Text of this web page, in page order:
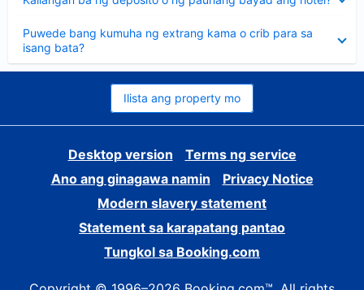
ang
Puwede bang kumuha ng extrang kama o crib para sa
isang bata?
ang
sagot
Ilista ang property mo
Desktop version
Terms ng service
Ano ang ginagawa namin
Privacy Notice
Modern slavery statement
Statement sa karapatang pantao
Tungkol sa Booking.com